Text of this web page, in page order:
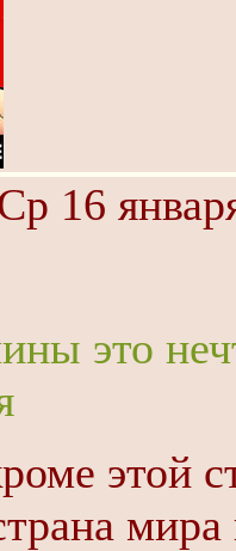
16
это
этой
мира